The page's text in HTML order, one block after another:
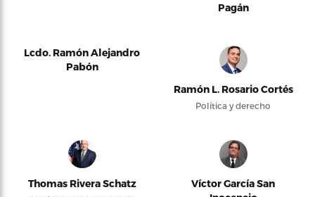
Pagán
Lcdo. Ramón Alejandro
Pabón
Ramón L. Rosario Cortés
Política y derecho
Thomas Rivera Schatz
Víctor García San